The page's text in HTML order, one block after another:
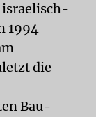
israelisch-
1994
die
Bau-